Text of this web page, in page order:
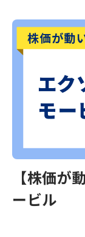
【株価が
ービル